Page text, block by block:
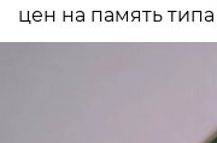
цен на память типа